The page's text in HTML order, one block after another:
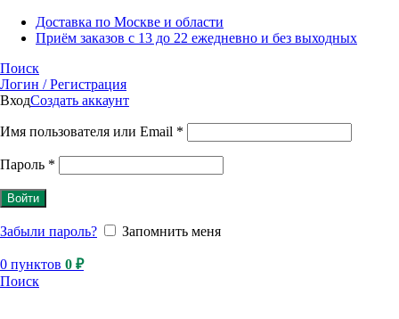
Доставка по Москве и области
Приём заказов с 13 до 22 ежедневно и без выходных
Поиск
Логин / Регистрация
ВходСоздать аккаунт
Имя пользователя или Email *
Пароль *
Войти
Забыли пароль? Запомнить меня
0 пунктов 0 ₽
Поиск